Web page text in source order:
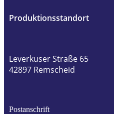
Produktionsstandort
Leverkuser Straße 65
42897 Remscheid
Postanschrift